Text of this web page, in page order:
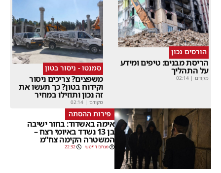
הורסים נכון
הריסת מבנים: טיפים ומידע
על התהליך
מקודם |
02:14
סמנטו - ניסור בטון
משפצים? צריכים ניסור
וקידוח בטון? כך תעשו את
זה נכון ותוזילו במחיר
מקודם |
02:14
פירות ההסתה
אימה באשדוד: בחור ישיבה
בן 13 נשדד באיומי רצח –
המשטרה הקימה צח”מ
מנחם דויטש 22:32